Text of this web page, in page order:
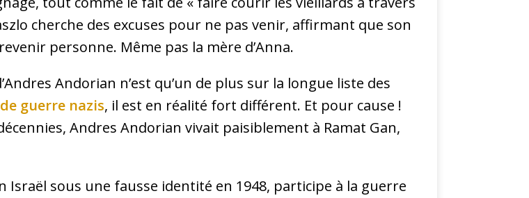
cherche des excuses pour ne pas venir, affirmant que son
personne. Même pas la mère d’Anna.
Andorian n’est qu’un de plus sur la longue liste des
guerre nazis, il est en réalité fort différent. Et pour cause !
Andres Andorian vivait paisiblement à Ramat Gan,
sous une fausse identité en 1948, participe à la guerre